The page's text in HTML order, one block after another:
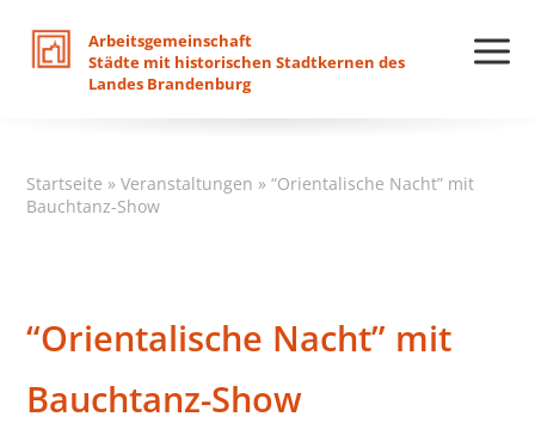
Arbeitsgemeinschaft
Städte mit historischen Stadtkernen des
Landes Brandenburg
Startseite »Veranstaltungen »“Orientalische Nacht” mit
Bauchtanz-Show
“Orientalische Nacht” mit
Bauchtanz-Show